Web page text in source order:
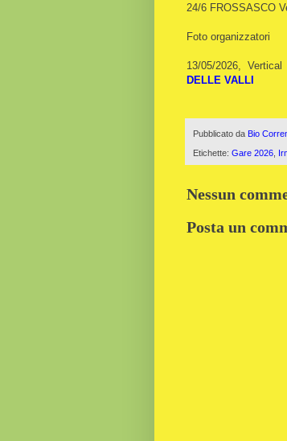
24/6 FROSSASCO
Foto organizzatori
13/05/2026,
DELLE VALLI
Pubblicato da Bio
Etichette: Gare 2026
Nessun
Posta un